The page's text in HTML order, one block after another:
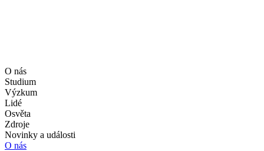
O nás
Studium
Výzkum
Lidé
Osvěta
Zdroje
Novinky a události
O nás